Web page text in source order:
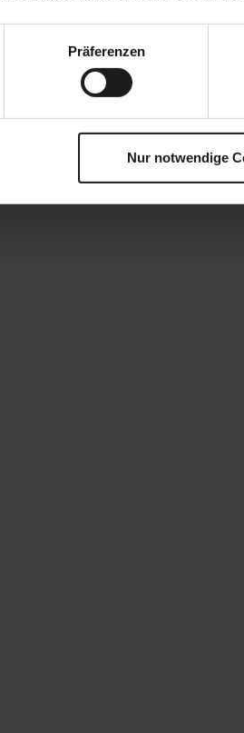
Präferenzen
Nur notwendige